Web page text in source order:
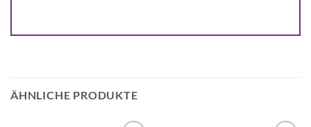
ÄHNLICHE PRODUKTE